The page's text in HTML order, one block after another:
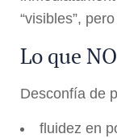
“visibles”,
Lo que
Desconfía de
fluidez en